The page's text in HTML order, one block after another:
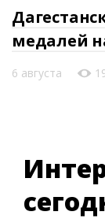
медалей
6 августа